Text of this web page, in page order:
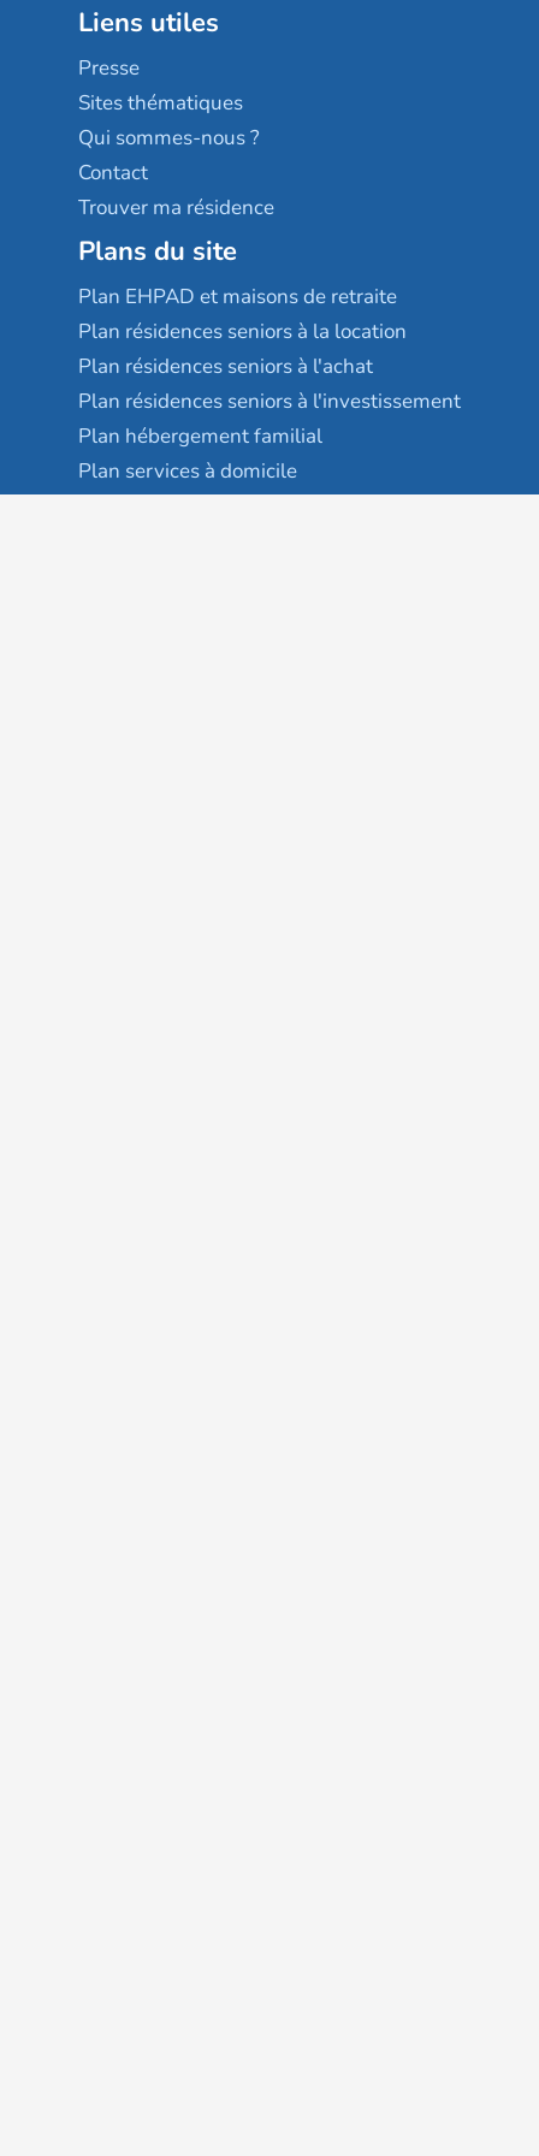
Les villages d'or
Sérénys
Résidences services Villa Médicis
Liens utiles
Presse
Sites thématiques
Qui sommes-nous ?
Contact
Trouver ma résidence
Plans du site
Plan EHPAD et maisons de retraite
Plan résidences seniors à la location
Plan résidences seniors à l'achat
Plan résidences seniors à l'investissement
Plan hébergement familial
Plan services à domicile